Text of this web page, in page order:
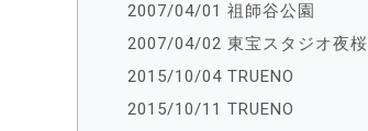
2007/04/01 祖師谷公園
2007/04/02 東宝スタジオ夜桜
2015/10/04 TRUENO
2015/10/11 TRUENO